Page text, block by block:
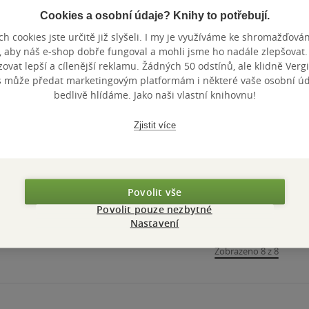
Jak jsme...
Aleš Stroukal
Nedostupné
Zvířátkování
Aleš Stroukal
0.0
hvězdiček
Nedostupné
ženy
Aleš Stroukal
Zobrazeno 8 z 8
Cookies a osobní údaje? Knihy to potřebují.
cookies jste určitě již slyšeli. I my je využíváme ke
aby náš e-shop dobře fungoval a mohli jsme ho nadále zlepšovat.
lepší a cílenější reklamu. Žádných 50 odstínů, ale klidně
může předat marketingovým platformám i některé vaše osobní
bedlivě hlídáme. Jako naši vlastní knihovnu!
Zjistit více
Povolit vše
Povolit pouze nezbytné
Nastavení